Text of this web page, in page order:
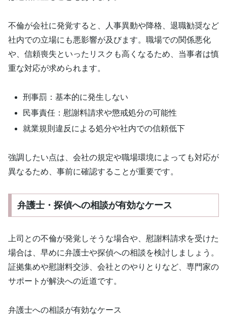
不倫が会社に発覚すると、人事異動や降格、退職勧奨など
社内での立場にも悪影響が及びます。職場での関係悪化
や、信頼喪失といったリスクも高くなるため、当事者は慎
重な対応が求められます。
刑事罰：基本的に発生しない
民事責任：慰謝料請求や懲戒処分の可能性
就業規則違反による処分や社内での信頼低下
強調したい点は、会社の規定や職場環境によっても対応が
異なるため、事前に確認することが重要です。
弁護士・探偵への相談が有効なケース
上司との不倫が発覚しそうな場合や、慰謝料請求を受けた
場合は、早めに弁護士や探偵への相談を検討しましょう。
証拠集めや慰謝料交渉、会社とのやりとりなど、専門家の
サポートが解決への近道です。
弁護士への相談が有効なケース